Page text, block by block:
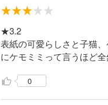
★3.2
表紙の可愛らしさと子猫
にケモミミって言うほど
0